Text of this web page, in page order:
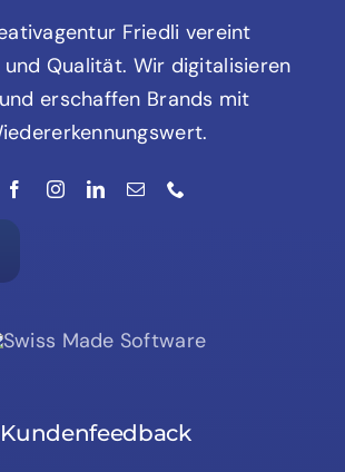
Friedli vereint
Qualität. Wir digitalisieren
erschaffen Brands mit
Kundenfeedback